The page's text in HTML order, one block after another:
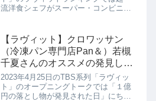
流洋食シェフがスーパー・コンビニで
においしいビーフシチュー10品が決定
したので詳しく紹介します...
【ラヴィット】クロワッサン
（冷凍パン専門店Pan＆）若槻
千夏さんのオススメの発見した
もの！ラビット｜4月25日
2023年4月25日のTBS系列「ラヴィッ
ト」のオープニングトークでは「１億
円の落とし物が発見された日」にちな